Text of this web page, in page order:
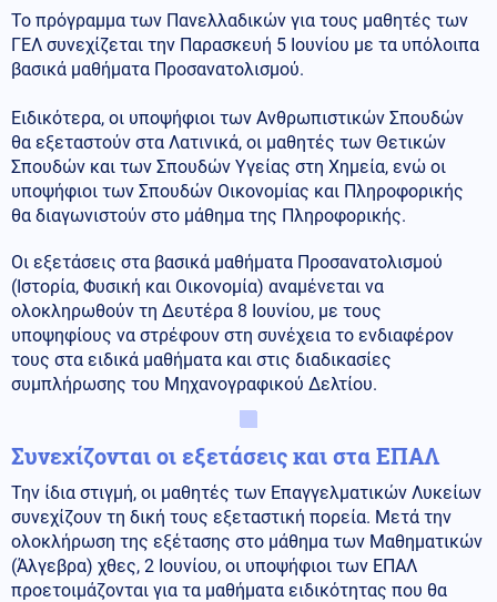
Το πρόγραμμα των Πανελλαδικών για τους μαθητές των
ΓΕΛ συνεχίζεται την Παρασκευή 5 Ιουνίου με τα υπόλοιπα
βασικά μαθήματα Προσανατολισμού.
Ειδικότερα, οι υποψήφιοι των Ανθρωπιστικών Σπουδών
θα εξεταστούν στα Λατινικά, οι μαθητές των Θετικών
Σπουδών και των Σπουδών Υγείας στη Χημεία, ενώ οι
υποψήφιοι των Σπουδών Οικονομίας και Πληροφορικής
θα διαγωνιστούν στο μάθημα της Πληροφορικής.
Οι εξετάσεις στα βασικά μαθήματα Προσανατολισμού
(Ιστορία, Φυσική και Οικονομία) αναμένεται να
ολοκληρωθούν τη Δευτέρα 8 Ιουνίου, με τους
υποψηφίους να στρέφουν στη συνέχεια το ενδιαφέρον
τους στα ειδικά μαθήματα και στις διαδικασίες
συμπλήρωσης του Μηχανογραφικού Δελτίου.
Συνεχίζονται οι εξετάσεις και στα ΕΠΑΛ
Την ίδια στιγμή, οι μαθητές των Επαγγελματικών Λυκείων
συνεχίζουν τη δική τους εξεταστική πορεία. Μετά την
ολοκλήρωση της εξέτασης στο μάθημα των Μαθηματικών
(Άλγεβρα) χθες, 2 Ιουνίου, οι υποψήφιοι των ΕΠΑΛ
προετοιμάζονται για τα μαθήματα ειδικότητας που θα